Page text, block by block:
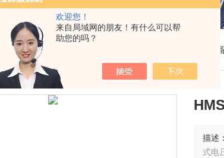
欢迎您！
来自局域网的朋友！有什么可以帮
助您的吗？
我的位置： 高压电力试验设
描述：
式电